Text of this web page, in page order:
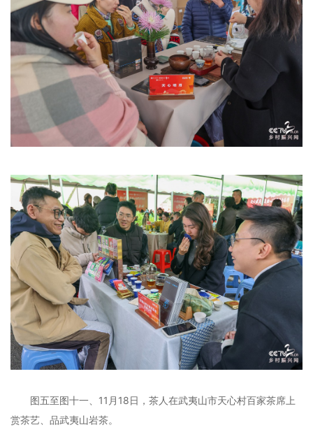
图五至图十一、11月18日，茶人在武夷山市天心村百家茶席上
赏茶艺、品武夷山岩茶。